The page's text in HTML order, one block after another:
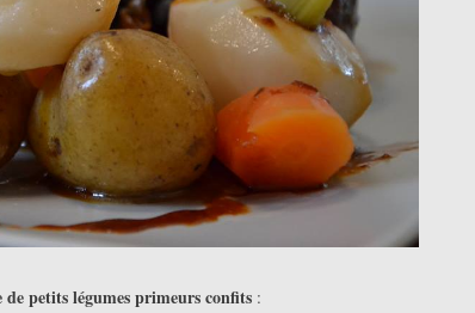
de petits légumes primeurs confits :